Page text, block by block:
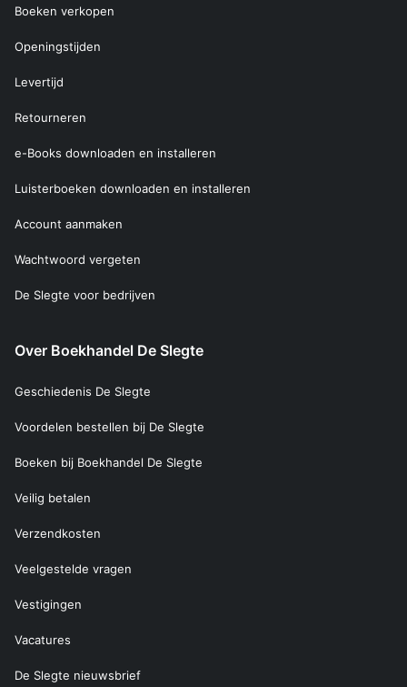
Boeken verkopen
Openingstijden
Levertijd
Retourneren
e-Books downloaden en installeren
Luisterboeken downloaden en installeren
Account aanmaken
Wachtwoord vergeten
De Slegte voor bedrijven
Over Boekhandel De Slegte
Geschiedenis De Slegte
Voordelen bestellen bij De Slegte
Boeken bij Boekhandel De Slegte
Veilig betalen
Verzendkosten
Veelgestelde vragen
Vestigingen
Vacatures
De Slegte nieuwsbrief